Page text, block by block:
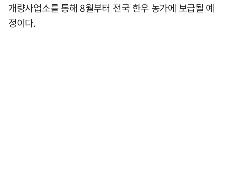
개량사업소를 통해 8월부터 전국 한우 농가에 보급될 예
정이다.